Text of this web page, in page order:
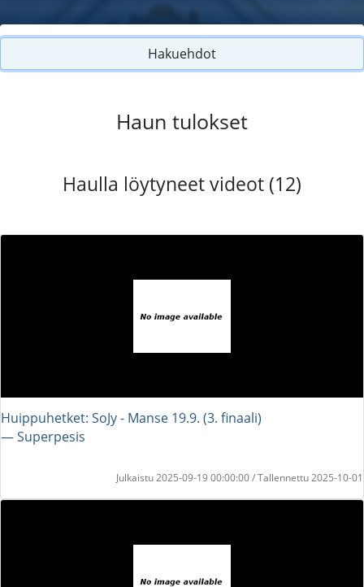
Hakuehdot
Haun tulokset
Haulla löytyneet videot (12)
Huippuhetket: SoJy - Manse 19.9. (3. finaali)
― Superpesis
Julkaistu 2025-09-19 00:00:00 / Tallennettu 2025-10-01